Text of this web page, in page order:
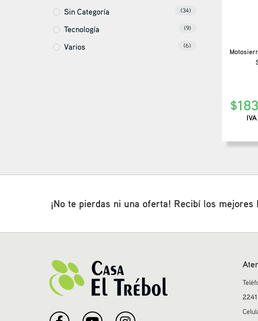
$
Sin Categoría (34)
Tecnología (9)
Varios (6)
¡No te pierdas ni una oferta! Recibí los mejores